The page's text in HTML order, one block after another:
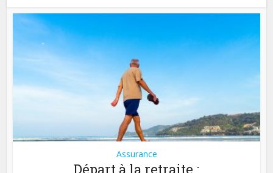
Assurance
Départ à la retraite :